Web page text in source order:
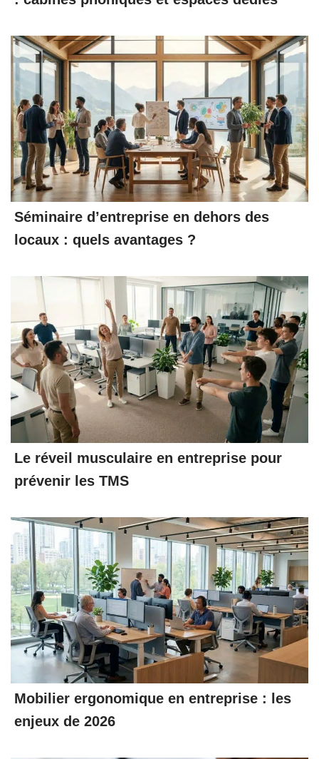
Séminaire d’entreprise en dehors des
locaux : quels avantages ?
Le réveil musculaire en entreprise pour
prévenir les TMS
Mobilier ergonomique en entreprise : les
enjeux de 2026